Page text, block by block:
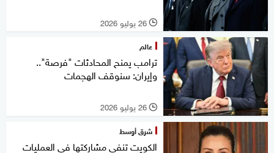
l 26 يوليو 2026
عالم
ترامب يمنح المحادثات "فرصة"..
وإيران: سنوقف الهجمات
l 26 يوليو 2026
شرق أوسط
الكويت تنفي مشاركتها في العمليات